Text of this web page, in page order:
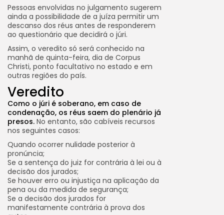
Pessoas envolvidas no julgamento sugerem
ainda a possibilidade de a juíza permitir um
descanso dos réus antes de responderem
ao questionário que decidirá o júri.
Assim, o veredito só será conhecido na
manhã de quinta-feira, dia de Corpus
Christi, ponto facultativo no estado e em
outras regiões do país.
Veredito
Como o júri é soberano, em caso de
condenação, os réus saem do plenário já
presos. No entanto, são cabíveis recursos
nos seguintes casos:
Quando ocorrer nulidade posterior à
pronúncia;
Se a sentença do juiz for contrária à lei ou à
decisão dos jurados;
Se houver erro ou injustiça na aplicação da
pena ou da medida de segurança;
Se a decisão dos jurados for
manifestamente contrária à prova dos